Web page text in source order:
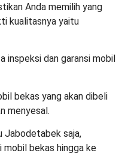
Anda memilih yang
kualitasnya yaitu
inspeksi dan garansi mobil
bekas yang akan dibeli
menyesal.
Jabodetabek saja,
mobil bekas hingga ke